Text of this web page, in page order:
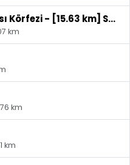
Ege Denizi - Kuşadası Körfezi - [15.63 km] Söke (Aydın)
km
km
km